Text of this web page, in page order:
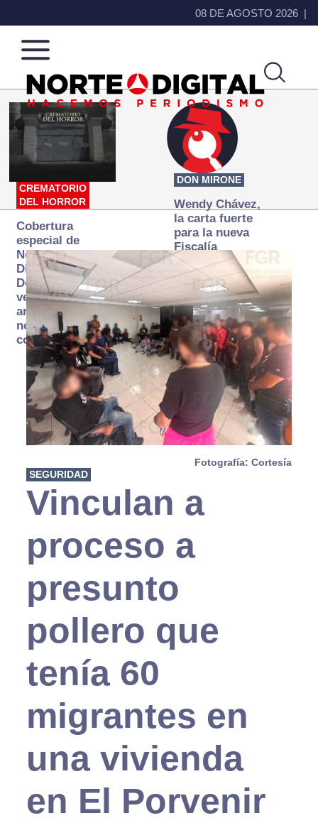
08 DE AGOSTO 2026
Norte
de
Ciudad
Más
que
noticias,
hacemos periodismo
CREMATORIO
DEL HORROR
Cobertura
especial de
Norte
Digital:
Donde la
verdad
arde… pero
no se
consume
DON MIRONE
Wendy Chávez,
la carta fuerte
para la nueva
Fiscalía
autónoma
Fotografía: Cortesía
SEGURIDAD
Vinculan a
proceso a
presunto
pollero que
tenía 60
migrantes en
una vivienda
en El Porvenir